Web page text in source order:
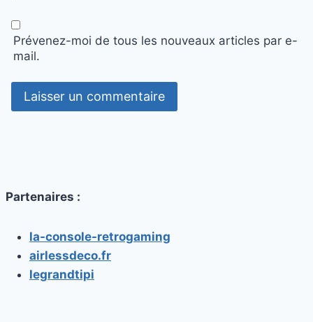
Prévenez-moi de tous les nouveaux articles par e-
mail.
Partenaires :
la-console-retrogaming
airlessdeco.fr
legrandtipi